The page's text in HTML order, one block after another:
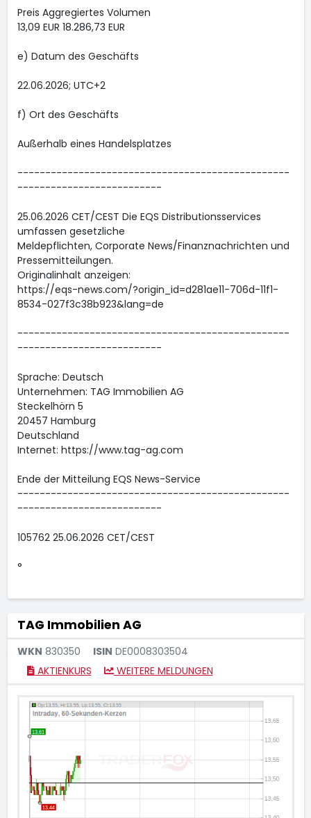
Preis Aggregiertes Volumen
13,09 EUR 18.286,73 EUR
e) Datum des Geschäfts
22.06.2026; UTC+2
f) Ort des Geschäfts
Außerhalb eines Handelsplatzes
-------------------------------------------------
--------------------------
25.06.2026 CET/CEST Die EQS Distributionsservices
umfassen gesetzliche
Meldepflichten, Corporate News/Finanznachrichten und
Pressemitteilungen.
Originalinhalt anzeigen:
https://eqs-news.com/?origin_id=d281ae11-706d-11f1-
8534-027f3c38b923&lang=de
-------------------------------------------------
--------------------------
Sprache: Deutsch
Unternehmen: TAG Immobilien AG
Steckelhörn 5
20457 Hamburg
Deutschland
Internet: https://www.tag-ag.com
Ende der Mitteilung EQS News-Service
-------------------------------------------------
--------------------------
105762 25.06.2026 CET/CEST
°
TAG Immobilien AG
WKN 830350 ISIN DE0008303504
AKTIENKURS
WEITERE MELDUNGEN